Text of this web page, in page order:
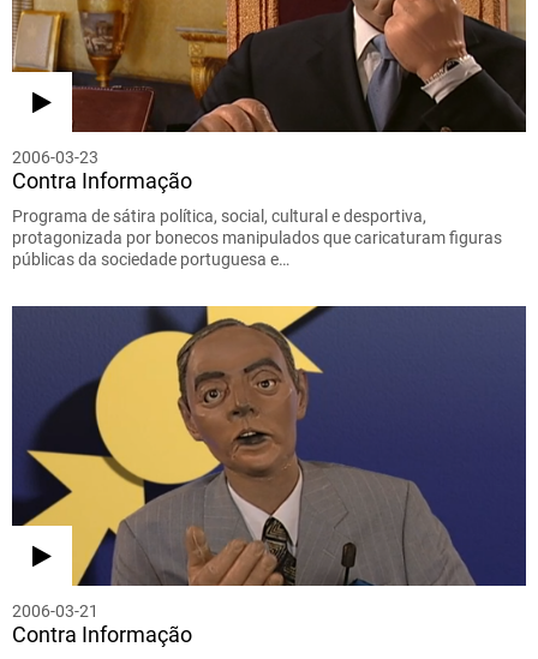
2006-03-23
Contra Informação
Programa de sátira política, social, cultural e desportiva,
protagonizada por bonecos manipulados que caricaturam figuras
públicas da sociedade portuguesa e…
2006-03-21
Contra Informação